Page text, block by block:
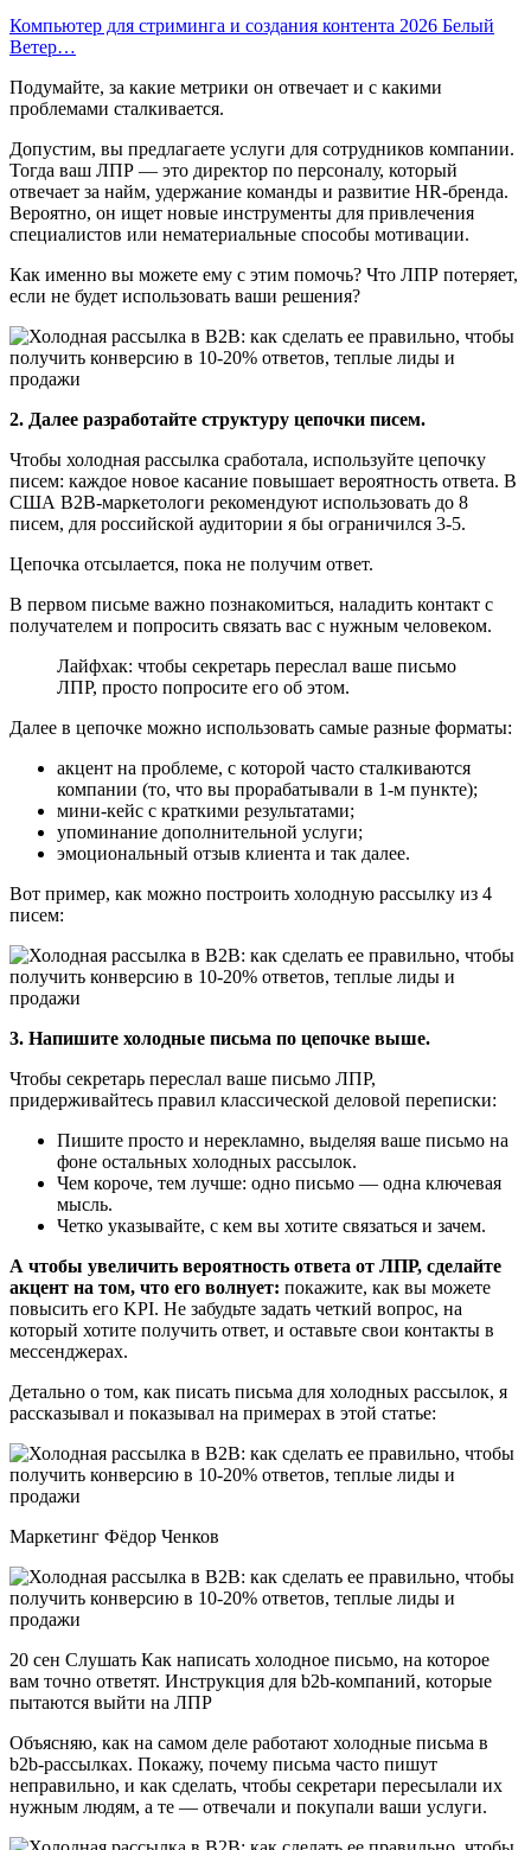
Компьютер для стриминга и создания контента 2026 Белый
Ветер…
Подумайте, за какие метрики он отвечает и с какими
проблемами сталкивается.
Допустим, вы предлагаете услуги для сотрудников компании.
Тогда ваш ЛПР — это директор по персоналу, который
отвечает за найм, удержание команды и развитие HR-бренда.
Вероятно, он ищет новые инструменты для привлечения
специалистов или нематериальные способы мотивации.
Как именно вы можете ему с этим помочь? Что ЛПР потеряет,
если не будет использовать ваши решения?
2. Далее разработайте структуру цепочки писем.
Чтобы холодная рассылка сработала, используйте цепочку
писем: каждое новое касание повышает вероятность ответа. В
США B2B-маркетологи рекомендуют использовать до 8
писем, для российской аудитории я бы ограничился 3-5.
Цепочка отсылается, пока не получим ответ.
В первом письме важно познакомиться, наладить контакт с
получателем и попросить связать вас с нужным человеком.
Лайфхак: чтобы секретарь переслал ваше письмо
ЛПР, просто попросите его об этом.
Далее в цепочке можно использовать самые разные форматы:
акцент на проблеме, с которой часто сталкиваются
компании (то, что вы прорабатывали в 1-м пункте);
мини-кейс с краткими результатами;
упоминание дополнительной услуги;
эмоциональный отзыв клиента и так далее.
Вот пример, как можно построить холодную рассылку из 4
писем:
3. Напишите холодные письма по цепочке выше.
Чтобы секретарь переслал ваше письмо ЛПР,
придерживайтесь правил классической деловой переписки:
Пишите просто и нерекламно, выделяя ваше письмо на
фоне остальных холодных рассылок.
Чем короче, тем лучше: одно письмо — одна ключевая
мысль.
Четко указывайте, с кем вы хотите связаться и зачем.
А чтобы увеличить вероятность ответа от ЛПР, сделайте
акцент на том, что его волнует: покажите, как вы можете
повысить его KPI. Не забудьте задать четкий вопрос, на
который хотите получить ответ, и оставьте свои контакты в
мессенджерах.
Детально о том, как писать письма для холодных рассылок, я
рассказывал и показывал на примерах в этой статье:
Маркетинг Фёдор Ченков
20 сен Слушать Как написать холодное письмо, на которое
вам точно ответят. Инструкция для b2b-компаний, которые
пытаются выйти на ЛПР
Объясняю, как на самом деле работают холодные письма в
b2b-рассылках. Покажу, почему письма часто пишут
неправильно, и как сделать, чтобы секретари пересылали их
нужным людям, а те — отвечали и покупали ваши услуги.